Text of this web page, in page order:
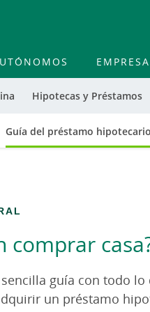
Hipotecas y Préstamos
Guía del préstamo hipotecario
comprar
guía con todo lo
un préstamo